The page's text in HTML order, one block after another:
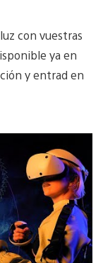
con vuestras
ya en
y entrad en